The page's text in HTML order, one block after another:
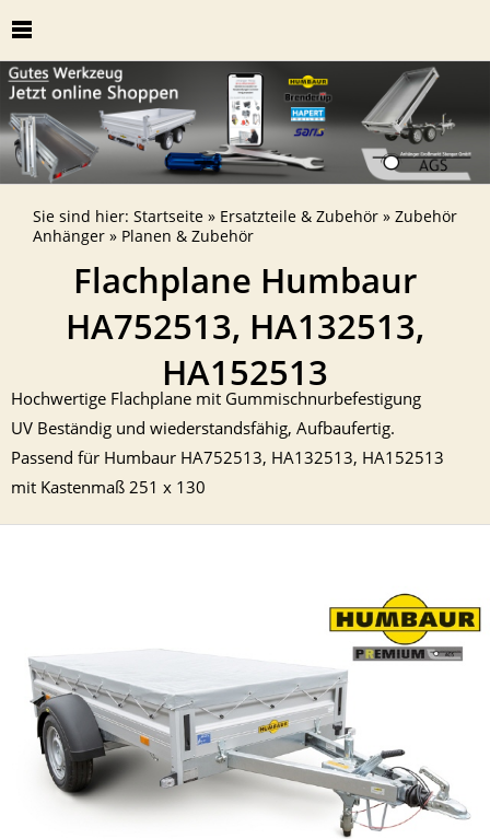
Sie sind hier: Startseite » Ersatzteile & Zubehör » Zubehör
Anhänger » Planen & Zubehör
Flachplane Humbaur
HA752513, HA132513,
HA152513
Hochwertige Flachplane mit Gummischnurbefestigung
UV Beständig und wiederstandsfähig, Aufbaufertig.
Passend für Humbaur HA752513, HA132513, HA152513
mit Kastenmaß 251 x 130